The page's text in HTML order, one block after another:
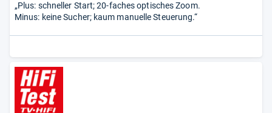
„Plus: schneller Start; 20-faches optisches Zoom.
Minus: keine Sucher; kaum manuelle Steuerung.“